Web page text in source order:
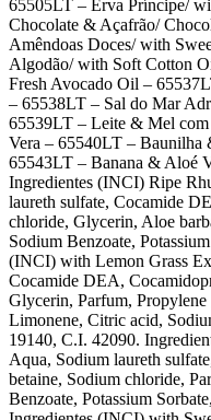
65505LT – Erva Príncipe/
Chocolate & Açafrão/
Amêndoas Doces/ with
Algodão/ with Soft Cotton
Fresh Avocado Oil –
– 65538LT – Sal do Mar
65539LT – Leite & Mel
Vera – 65540LT –
65543LT – Banana & Aloé
Ingredientes (INCI) Ripe
laureth sulfate, Cocamide
chloride, Glycerin, Aloe
Sodium Benzoate,
(INCI) with Lemon Grass
Cocamide DEA,
Glycerin, Parfum,
Limonene, Citric acid,
19140, C.I. 42090.
Aqua, Sodium laureth
betaine, Sodium chloride,
Benzoate, Potassium